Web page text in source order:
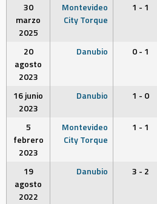
30
marzo
2025
Montevideo
City Torque
1 - 1
20
agosto
2023
Danubio 0 - 1
16 junio
2023
Danubio 1 - 0
5
febrero
2023
Montevideo
City Torque
1 - 1
19
agosto
2022
Danubio 3 - 2